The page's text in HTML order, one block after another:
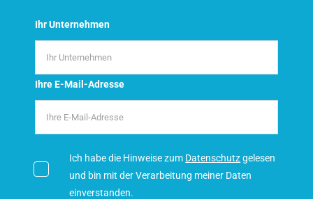
Ihr Unternehmen
Ihre E-Mail-Adresse
Ich habe die Hinweise zum Datenschutzgelesen
und bin mit der Verarbeitung meiner Daten
einverstanden.